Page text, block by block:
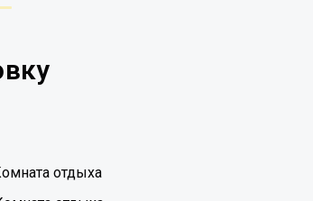
отдыха